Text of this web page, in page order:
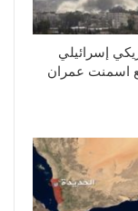
إسرائيلي
اسمنت عمران